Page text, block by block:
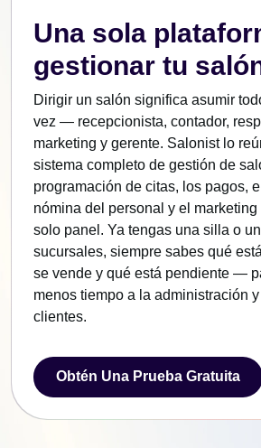
Una sola
gestionar tu
Dirigir un salón significa asumir
vez — recepcionista, contador,
marketing y gerente. Salonist lo
sistema completo de gestión de
programación de citas, los pagos,
nómina del personal y el
solo panel. Ya tengas una silla o
sucursales, siempre sabes qué
se vende y qué está pendiente —
menos tiempo a la administración
clientes.
Obtén Una Prueba Gratuita
Obtén Una Prueba Gratuita